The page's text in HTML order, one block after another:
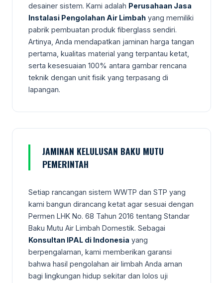
desainer sistem. Kami adalah Perusahaan Jasa
Instalasi Pengolahan Air Limbah yang memiliki
pabrik pembuatan produk fiberglass sendiri.
Artinya, Anda mendapatkan jaminan harga tangan
pertama, kualitas material yang terpantau ketat,
serta kesesuaian 100% antara gambar rencana
teknik dengan unit fisik yang terpasang di
lapangan.
JAMINAN KELULUSAN BAKU MUTU
PEMERINTAH
Setiap rancangan sistem WWTP dan STP yang
kami bangun dirancang ketat agar sesuai dengan
Permen LHK No. 68 Tahun 2016 tentang Standar
Baku Mutu Air Limbah Domestik. Sebagai
Konsultan IPAL di Indonesia yang
berpengalaman, kami memberikan garansi
bahwa hasil pengolahan air limbah Anda aman
bagi lingkungan hidup sekitar dan lolos uji